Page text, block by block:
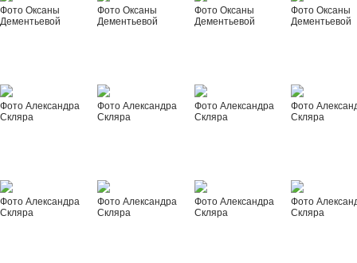
Фото Оксаны
Дементьевой
Фото Оксаны
Дементьевой
Фото Оксаны
Дементьевой
Фото Оксаны
Дементьевой
Фото Александра
Скляра
Фото Александра
Скляра
Фото Александра
Скляра
Фото
Скляра
Фото Александра
Скляра
Фото Александра
Скляра
Фото Александра
Скляра
Фото
Скляра